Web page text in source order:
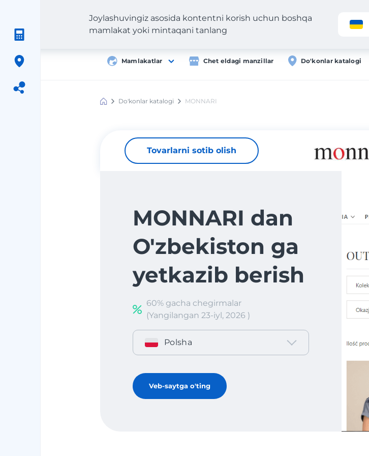
Mamlakatlar Chet eldagi manzillar Do'konlar katalogi
Joylashuvingiz asosida kontentni korish uchun boshqa
mamlakat yoki mintaqani tanlang
Meest
Do'konlar katalogi MONNARI
Tovarlarni sotib olish
MONNARI dan
O'zbekiston ga
yetkazib berish
60% gacha chegirmalar
(Yangilangan 23-iyl, 2026 )
Polsha
Veb-saytga o'ting